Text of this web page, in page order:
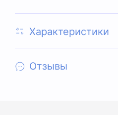
Характеристики
Отзывы